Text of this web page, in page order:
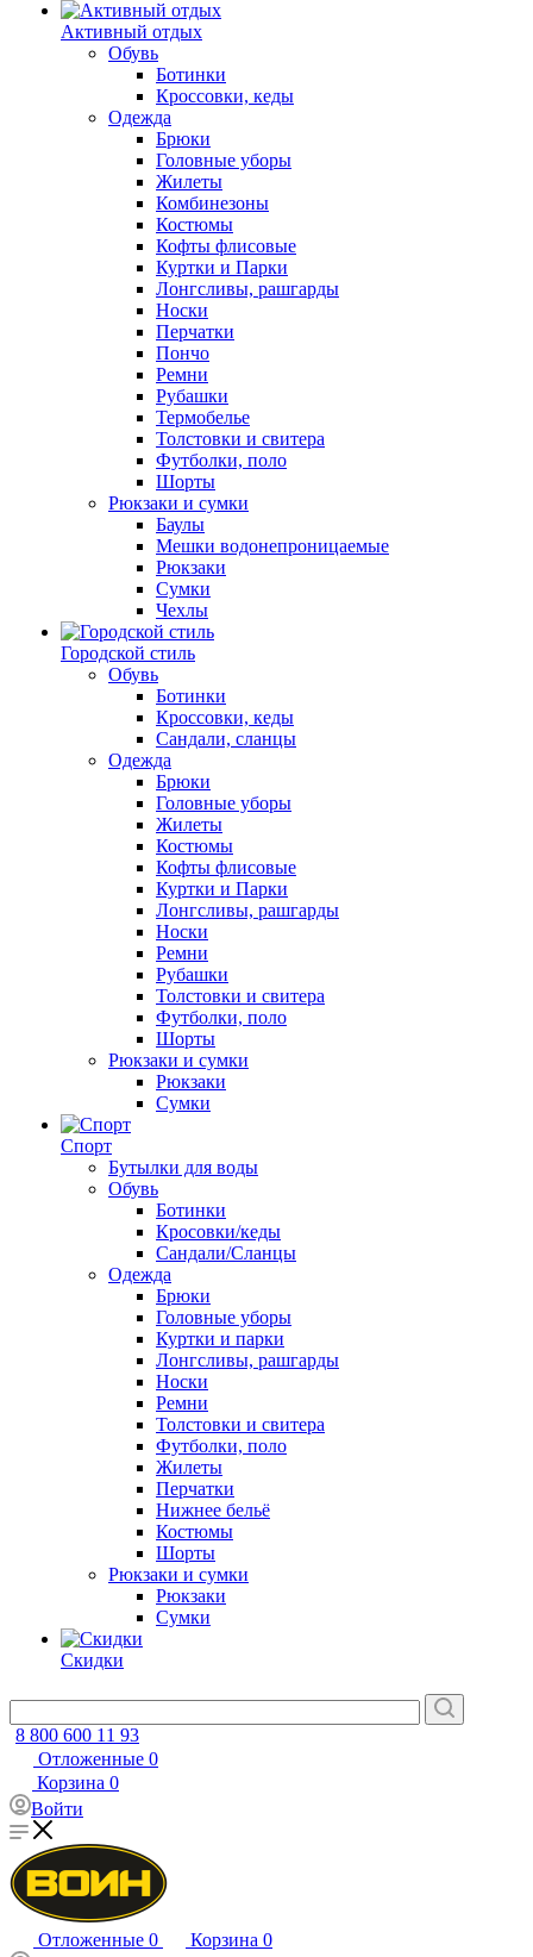
Активный отдых
Обувь
Ботинки
Кроссовки, кеды
Одежда
Брюки
Головные уборы
Жилеты
Комбинезоны
Костюмы
Кофты флисовые
Куртки и Парки
Лонгсливы, рашгарды
Носки
Перчатки
Пончо
Ремни
Рубашки
Термобелье
Толстовки и свитера
Футболки, поло
Шорты
Рюкзаки и сумки
Баулы
Мешки водонепроницаемые
Рюкзаки
Сумки
Чехлы
Городской стиль
Обувь
Ботинки
Кроссовки, кеды
Сандали, сланцы
Одежда
Брюки
Головные уборы
Жилеты
Костюмы
Кофты флисовые
Куртки и Парки
Лонгсливы, рашгарды
Носки
Ремни
Рубашки
Толстовки и свитера
Футболки, поло
Шорты
Рюкзаки и сумки
Рюкзаки
Сумки
Спорт
Бутылки для воды
Обувь
Ботинки
Кросовки/кеды
Сандали/Сланцы
Одежда
Брюки
Головные уборы
Куртки и парки
Лонгсливы, рашгарды
Носки
Ремни
Толстовки и свитера
Футболки, поло
Жилеты
Перчатки
Нижнее бельё
Костюмы
Шорты
Рюкзаки и сумки
Рюкзаки
Сумки
Скидки
8 800 600 11 93
Отложенные 0
Корзина 0
Войти
Отложенные 0 Корзина 0